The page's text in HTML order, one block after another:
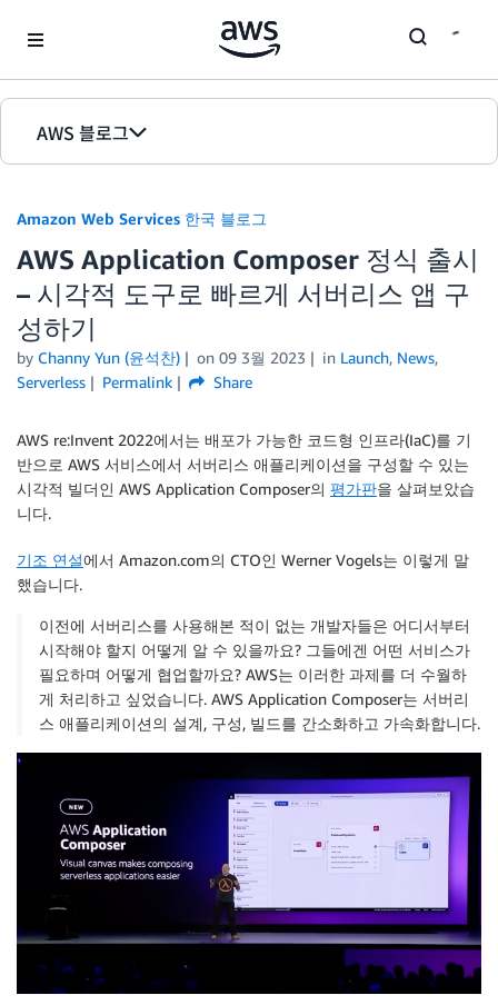
AWS 블로그
홈
에디션
Amazon Web Services 한국 블로그
AWS Application Composer 정식 출시
– 시각적 도구로 빠르게 서버리스 앱 구
성하기
by Channy Yun (윤석찬) on 09 3월 2023 in Launch, News,
Serverless
Permalink Share
AWS re:Invent 2022에서는 배포가 가능한 코드형 인프라(IaC)를 기
반으로 AWS 서비스에서 서버리스 애플리케이션을 구성할 수 있는
시각적 빌더인 AWS Application Composer의 평가판을 살펴보았습
니다.
기조 연설에서 Amazon.com의 CTO인 Werner Vogels는 이렇게 말
했습니다.
이전에 서버리스를 사용해본 적이 없는 개발자들은 어디서부터
시작해야 할지 어떻게 알 수 있을까요? 그들에겐 어떤 서비스가
필요하며 어떻게 협업할까요? AWS는 이러한 과제를 더 수월하
게 처리하고 싶었습니다. AWS Application Composer는 서버리
스 애플리케이션의 설계, 구성, 빌드를 간소화하고 가속화합니다.